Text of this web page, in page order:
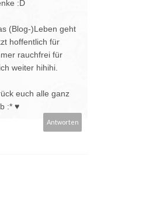
:D
(Blog-)Leben geht
hoffentlich für
rauchfrei für
weiter hihihi.
euch alle ganz
:* ♥
Antworten